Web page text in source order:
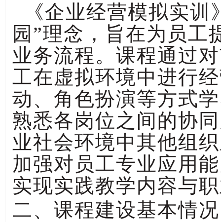
《企业经营模拟实训
园”理念，旨在为员工
业务流程。课程通过
工在虚拟环境中进行
动、角色扮演等方式
熟悉各岗位之间的协
业社会环境中其他组
加强对员工专业应用
实现实践教学内容与
二、课程建设基本情况